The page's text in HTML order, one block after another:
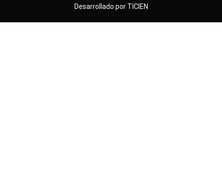
Desarrollado por TICIEN